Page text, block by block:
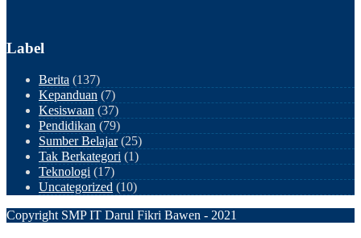
Label
Berita (137)
Kepanduan (7)
Kesiswaan (37)
Pendidikan (79)
Sumber Belajar(25)
Tak Berkategori (1)
Teknologi (17)
Uncategorized (10)
Copyright SMP IT Darul Fikri Bawen - 2021